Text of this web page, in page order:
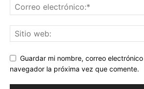
Guardar mi nombre, correo
navegador la próxima vez que comente.